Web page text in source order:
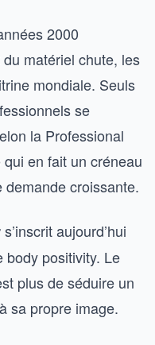
2000
matériel chute, les
mondiale. Seuls
se
la Professional
en fait un créneau
croissante.
s’inscrit aujourd’hui
body positivity. Le
plus de séduire un
sa propre image.